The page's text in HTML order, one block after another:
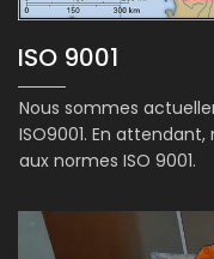
ISO 9001
Nous sommes
ISO9001. En
aux normes ISO 9001.